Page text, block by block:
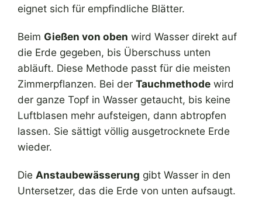
eignet sich für empfindliche Blätter.
Beim Gießen von oben wird Wasser direkt auf
die Erde gegeben, bis Überschuss unten
abläuft. Diese Methode passt für die meisten
Zimmerpflanzen. Bei der Tauchmethode wird
der ganze Topf in Wasser getaucht, bis keine
Luftblasen mehr aufsteigen, dann abtropfen
lassen. Sie sättigt völlig ausgetrocknete Erde
wieder.
Die Anstaubewässerung gibt Wasser in den
Untersetzer, das die Erde von unten aufsaugt.